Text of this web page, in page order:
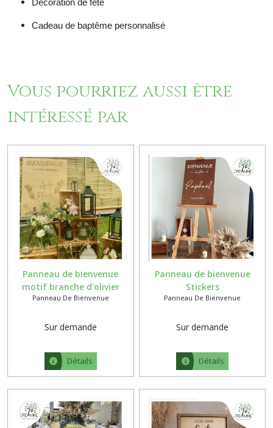
Décoration de fête
Cadeau de baptême personnalisé
Vous pourriez aussi être
intéressé par
Panneau de bienvenue
motif branche d'olivier
Panneau De Bienvenue
Sur demande
Détails
Panneau de bienvenue
Stickers
Panneau De Bienvenue
Sur demande
Détails